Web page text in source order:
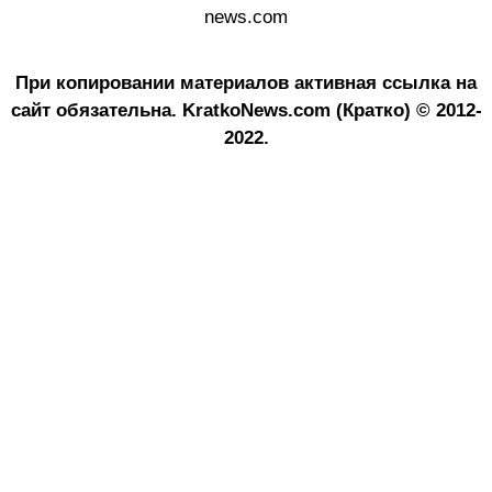
news.com
При копировании материалов активная ссылка на
сайт обязательна. KratkoNews.com (Кратко) © 2012-
2022.